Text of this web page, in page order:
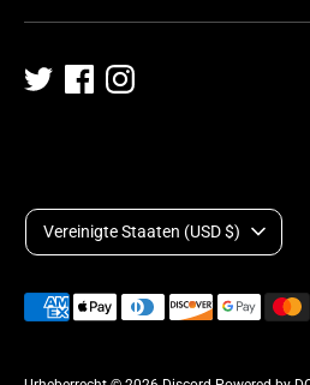
W
ä
h
Vereinigte Staaten (USD $)
Akzeptierte